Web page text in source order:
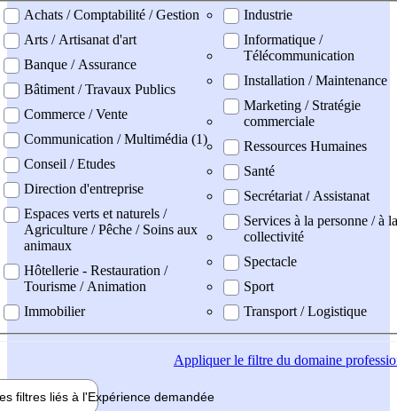
professionel
Achats / Comptabilité / Gestion
Arts / Artisanat d'art
Banque / Assurance
Bâtiment / Travaux Publics
Commerce / Vente
Communication / Multimédia (1)
Conseil / Etudes
Direction d'entreprise
Espaces verts et naturels /
Agriculture / Pêche / Soins aux
animaux
Hôtellerie - Restauration /
Tourisme / Animation
Immobilier
Industrie
Informatique /
Télécommunication
Installation / Maintenance
Marketing / Stratégie
commerciale
Ressources Humaines
Santé
Secrétariat / Assistanat
Services à la personne / à la
collectivité
Spectacle
Sport
Transport / Logistique
Appliquerle filtre du domaine
filtres liés à l'Expérience demandée